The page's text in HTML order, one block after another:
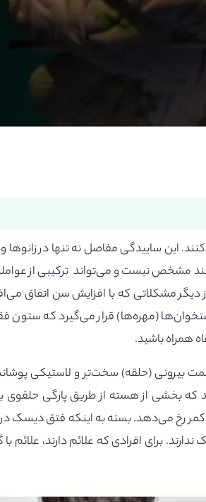
این ساییدگی مفاصل نه تنها در
نیست و می‌تواند ترکیبی از عواملی
مشکلاتی که با افزایش سن اتفاق
(مهره‌ها) قرار می‌گیرد که ستون
همراه باشید.
بیرونی (حلقه) سخت‌تر و لاستیکی
بخشی از هسته از طریق پارگی حلقوی
رخ می‌دهد. بسته به اینکه فتق دیسک در
برای افرادی که علائم دارند، علائم